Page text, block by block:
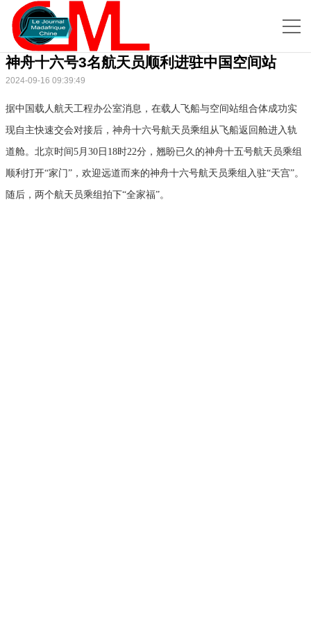
神舟十六号3名航天员顺利进驻中国空间站
2024-09-16 09:39:49
据中国载人航天工程办公室消息，在载人飞船与空间站组合体成功实
现自主快速交会对接后，神舟十六号航天员乘组从飞船返回舱进入轨
道舱。北京时间5月30日18时22分，翘盼已久的神舟十五号航天员乘组
顺利打开“家门”，欢迎远道而来的神舟十六号航天员乘组入驻“天宫”。
随后，两个航天员乘组拍下“全家福”。